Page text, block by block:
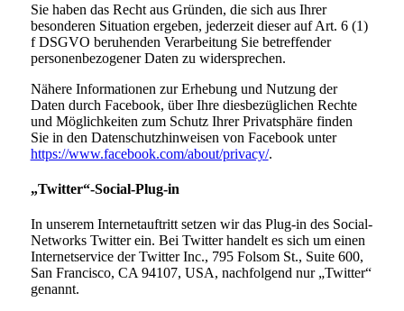
Sie haben das Recht aus Gründen, die sich aus Ihrer
besonderen Situation ergeben, jederzeit dieser auf Art. 6 (1)
f DSGVO beruhenden Verarbeitung Sie betreffender
personenbezogener Daten zu widersprechen.
Nähere Informationen zur Erhebung und Nutzung der
Daten durch Facebook, über Ihre diesbezüglichen Rechte
und Möglichkeiten zum Schutz Ihrer Privatsphäre finden
Sie in den Datenschutzhinweisen von Facebook unter
https://www.facebook.com/about/privacy/.
„Twitter“-Social-Plug-in
In unserem Internetauftritt setzen wir das Plug-in des Social-
Networks Twitter ein. Bei Twitter handelt es sich um einen
Internetservice der Twitter Inc., 795 Folsom St., Suite 600,
San Francisco, CA 94107, USA, nachfolgend nur „Twitter“
genannt.